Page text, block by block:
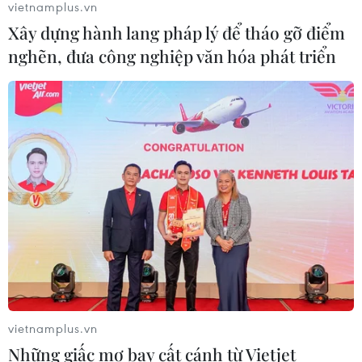
Lịch thi đấu ASEAN Cup 2026 ngày
7/8: Việt Nam hướng đến ngôi đầu
07/08/2026 00:07
Công Phượng gặp thử thách lớn
trong ngày tái xuất V-League 2026/27
06/08/2026 11:49
Nhận định Việt Nam vs
Campuchia: Vì sao thầy trò HLV Kim
Sang-sik cần giành ngôi đầu bảng?
vietnamplus.vn
Xây dựng hành lang pháp lý để tháo gỡ điểm
nghẽn, đưa công nghiệp văn hóa phát triển
vietnamplus.vn
Những giấc mơ bay cất cánh từ Vietjet